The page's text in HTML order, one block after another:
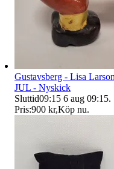
Gustavsberg - Lisa
JUL - Nyskick
Sluttid09:15 6 aug 09:15.
Pris:900 kr,Köp nu.